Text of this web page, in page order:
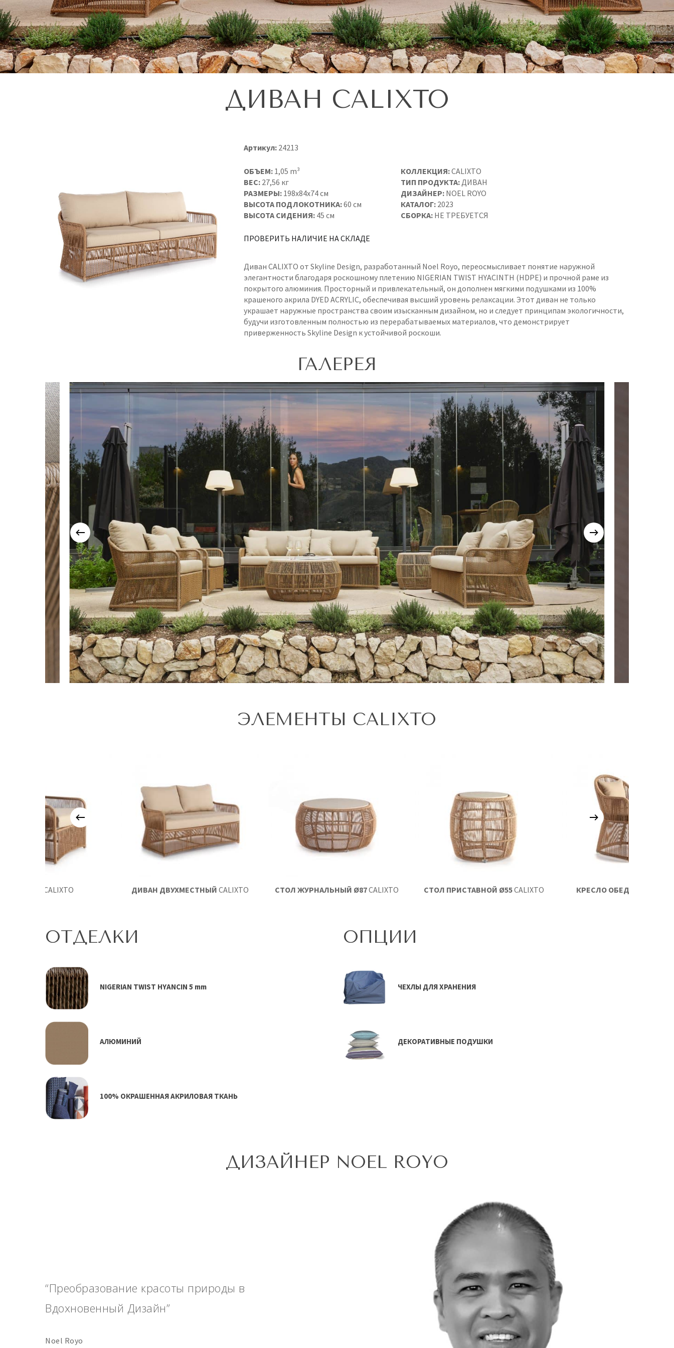
ДИВАН CALIXTO
Артикул:24213
ОБЪЕМ: 1,05 m³
ВЕС: 27,56 кг
РАЗМЕРЫ: 198x84x74 см
ВЫСОТА ПОДЛОКОТНИКА:60 см
ВЫСОТА СИДЕНИЯ: 45 см
КОЛЛЕКЦИЯ:CALIXTO
ТИП ПРОДУКТА: ДИВАН
ДИЗАЙНЕР: NOEL ROYO
КАТАЛОГ: 2023
СБОРКА: НЕ ТРЕБУЕТСЯ
ПРОВЕРИТЬ НАЛИЧИЕ НА СКЛАДЕ
Диван CALIXTO от Skyline Design, разработанный Noel Royo, переосмысливает понятие наружной
элегантности благодаря роскошному плетению NIGERIAN TWIST HYACINTH (HDPE) и прочной раме из
покрытого алюминия. Просторный и привлекательный, он дополнен мягкими подушками из 100%
крашеного акрила DYED ACRYLIC, обеспечивая высший уровень релаксации. Этот диван не только
украшает наружные пространства своим изысканным дизайном, но и следует принципам экологичности,
будучи изготовленным полностью из перерабатываемых материалов, что демонстрирует
приверженность Skyline Design к устойчивой роскоши.
ГАЛЕРЕЯ
ЭЛЕМЕНТЫ CALIXTO
СТОЛ ЖУРНАЛЬНЫЙ Ø87CALIXTO СТОЛ ПРИСТАВНОЙ Ø55CALIXTO КРЕСЛО ОБЕДЕННОЕ
CALIXTO ДИВАН ДВУХМЕСТНЫЙ CALIXTO
ОТДЕЛКИ
NIGERIAN TWIST HYANCIN 5 mm
АЛЮМИНИЙ
100% ОКРАШЕННАЯ АКРИЛОВАЯ ТКАНЬ
ОПЦИИ
ЧЕХЛЫ ДЛЯ ХРАНЕНИЯ
ДЕКОРАТИВНЫЕ ПОДУШКИ
ДИЗАЙНЕР NOEL ROYO
“Преобразование красоты природы в
Вдохновенный Дизайн”
Noel Royo